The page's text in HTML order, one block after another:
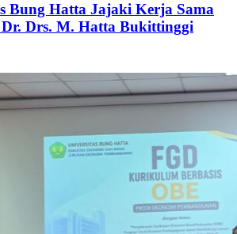
Bung Hatta Jajaki Kerja Sama
Drs. M. Hatta Bukittinggi